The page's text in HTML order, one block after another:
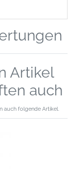
Artikel
auch
auch folgende Artikel.